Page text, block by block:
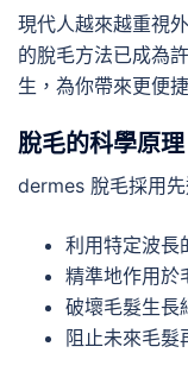
現代人越來越重視
的脫毛方法已成為
生，為你帶來更便
脫毛的科學原理
dermes 脫毛採用先
利用特定波長
精準地作用於
破壞毛髮生長
阻止未來毛髮